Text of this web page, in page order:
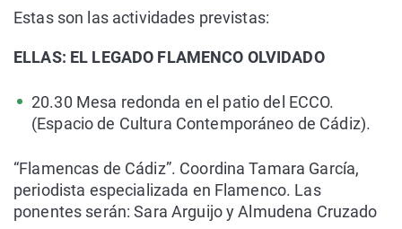
Estas son las actividades previstas:
ELLAS: EL LEGADO FLAMENCO OLVIDADO
20.30 Mesa redonda en el patio del ECCO.
(Espacio de Cultura Contemporáneo de Cádiz).
“Flamencas de Cádiz”. Coordina Tamara García,
periodista especializada en Flamenco. Las
ponentes serán: Sara Arguijo y Almudena Cruzado